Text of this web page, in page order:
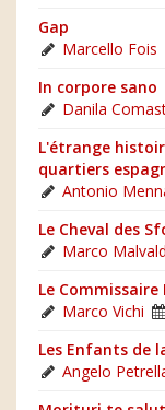
Gap
Marcello Fois
In corpore sano
Danila
L'étrange
quartiers
Antonio
Le Cheval des
Marco
Le Commissaire
Marco Vichi
Les Enfants de
Angelo